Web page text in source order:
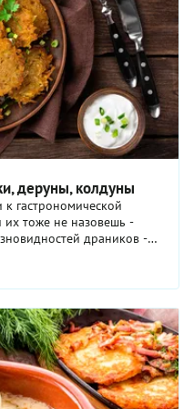
деруны, колдуны
гастрономической
их тоже не назовешь -
драников -
картофельных
а также дальнюю
многонациональную